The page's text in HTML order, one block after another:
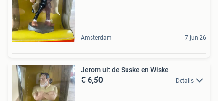
Amsterdam 7 jun 26
Jerom uit de Suske en Wiske
€ 6,50 Details